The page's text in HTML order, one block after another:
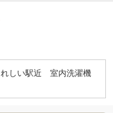
しい駅近 室内洗濯機